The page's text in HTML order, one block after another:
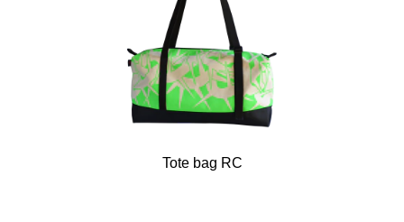
Tote bag RC